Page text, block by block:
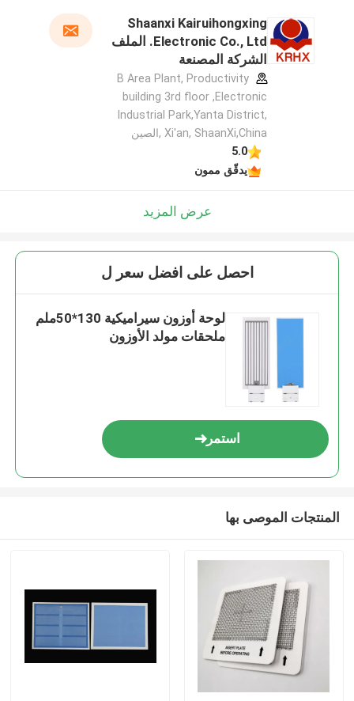
Shaanxi Kairuihongxing
Electronic Co., Ltd. الملف
الشركة المصنعة
B Area Plant, Productivity
building 3rd floor ,Electronic
Industrial Park,Yanta District,
Xi'an, ShaanXi,China ,الصين
5.0
يدقّق ممون
عرض المزيد
احصل على افضل سعر ل
لوحة أوزون سيراميكية 130*50ملم
ملحقات مولد الأوزون
استمر
المنتجات الموصى بها